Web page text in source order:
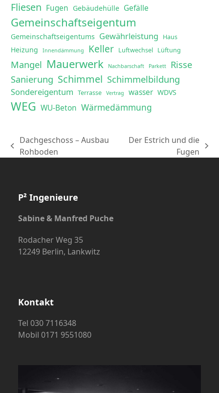
Fliesen Fugen Gebäudehülle Gefälle
Gemeinschaftseigentum
Gemeinschaftseigentums Gewährleistung Haus
Heizung Innendämmung Keller Luftwechsel Lüftung
Mangel Mauerwerk Nachbarschaft Parkett
Risse
Sanierung Schimmel Schimmelbildung
Sondereigentum Terrasse Vertrag wasser WDVS
WEG WU-Beton Wärmedämmung
vorheriger
Dachgeschoss – Ausbau
Rohboden
Der Estrich und die
Fugen
P² Ingenieure
Sabine & Manfred Puche
Rodacher Weg 35
12249 Berlin, Lankwitz
Kontakt
Tel 030 7116348
Mobil 0171 9551080